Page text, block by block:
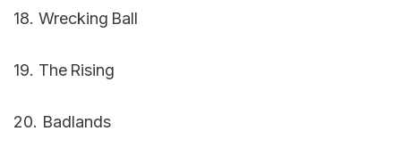
18. Wrecking Ball
19. The Rising
20. Badlands